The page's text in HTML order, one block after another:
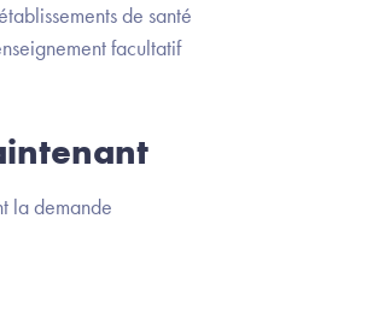
de santé
facultatif
la demande